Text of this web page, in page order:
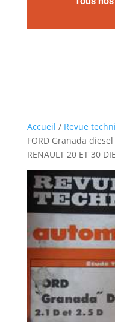
Accueil / Revue
FORD Granada diesel
RENAULT 20 ET 30